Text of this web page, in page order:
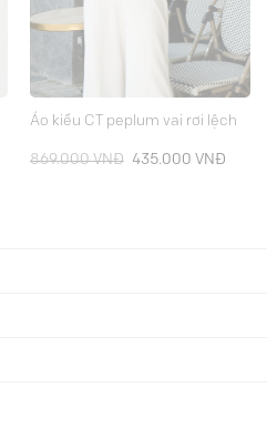
Áo kiểu CT peplum vai rơi lệch
869.000VNĐ
Giá
435.000 VNĐGiá